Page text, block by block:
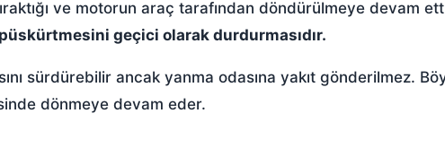
ve motorun araç tarafından döndürülmeye devam
geçici olarak durdurmasıdır.
sürdürebilir ancak yanma odasına yakıt gönderilmez.
dönmeye devam eder.